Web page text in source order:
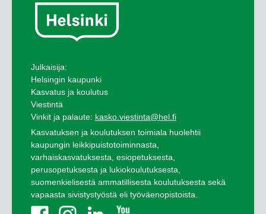
Julkaisija:
Helsingin kaupunki
Kasvatus ja koulutus
Viestintä
Vinkit ja palaute: kasko.viestinta@hel.fi
Kasvatuksen ja koulutuksen toimiala huolehtii
kaupungin leikkipuistotoiminnasta,
varhaiskasvatuksesta, esiopetuksesta,
perusopetuksesta ja lukiokoulutuksesta,
suomenkielisestä ammatillisesta koulutuksesta sekä
vapaasta sivistystyöstä eli työväenopistoista.